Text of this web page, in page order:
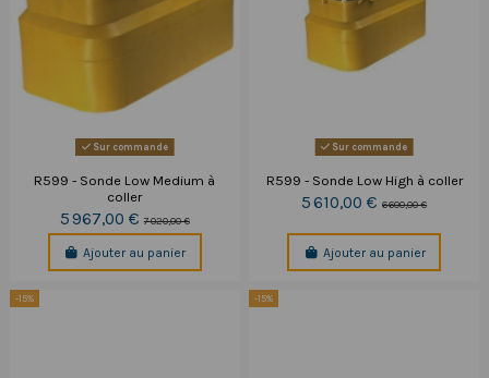
Sur commande
R599 - Sonde Low Medium à
coller
5 967,00 € 7 020,00 €
Ajouter au panier
Sur commande
R599 - Sonde Low High à coller
5 610,00 €6 600,00 €
Ajouter au panier
-15% -15%